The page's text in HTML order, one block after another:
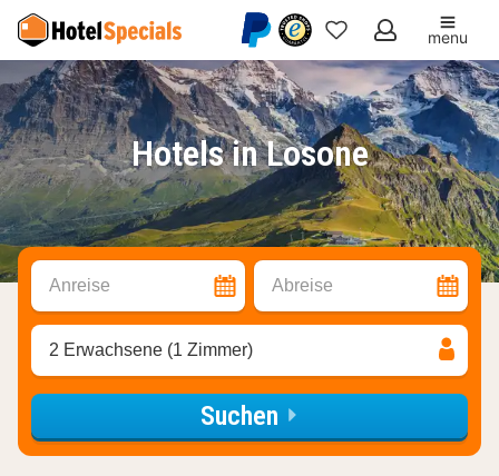
Meine
Favoriten
menu
Hotels in Losone
Anreise Abreise
2 Erwachsene (1 Zimmer)
Suchen